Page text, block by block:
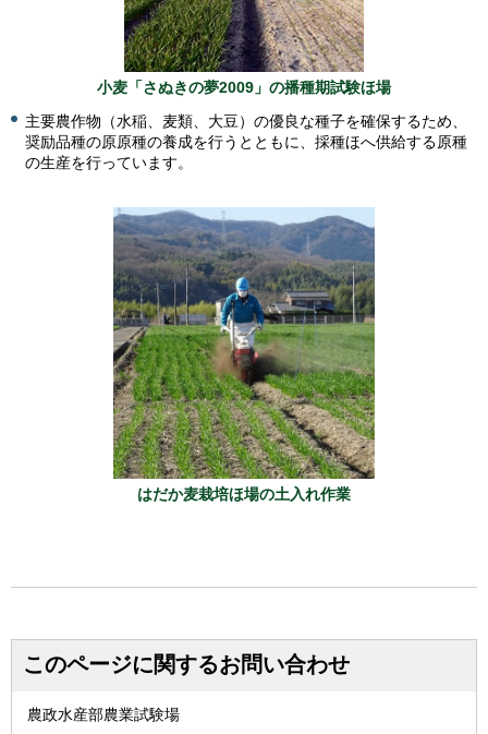
小麦「さぬきの夢2009」の播種期試験ほ場
主要農作物（水稲、麦類、大豆）の優良な種子を確保するため、
奨励品種の原原種の養成を行うとともに、採種ほへ供給する原種
の生産を行っています。
はだか麦栽培ほ場の土入れ作業
このページに関するお問い合わせ
農政水産部農業試験場